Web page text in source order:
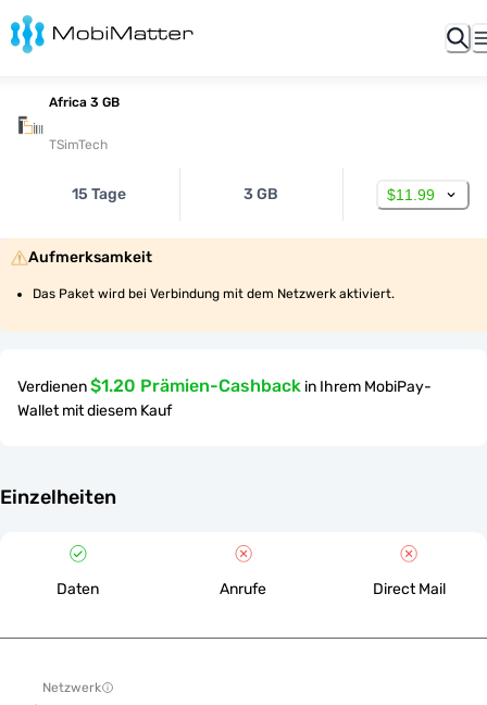
Africa 3 GB
TSimTech
15 Tage 3 GB $11.99
Aufmerksamkeit
Das Paket wird bei Verbindung mit dem Netzwerk aktiviert.
Verdienen$1.20 Prämien-Cashback in Ihrem MobiPay-
Wallet mit diesem Kauf
Einzelheiten
Daten Anrufe Direct Mail
Netzwerk